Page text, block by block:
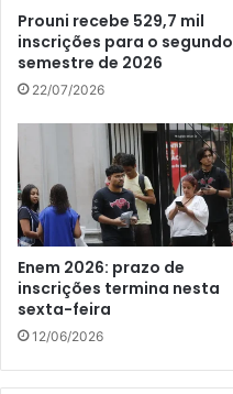
Prouni recebe 529,7 mil
inscrições para o segundo
semestre de 2026
22/07/2026
Enem 2026: prazo de
inscrições termina nesta
sexta-feira
12/06/2026